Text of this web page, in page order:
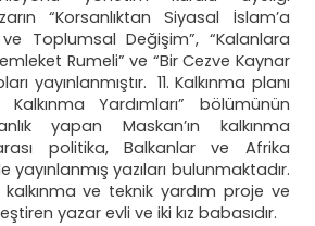
“Korsanlıktan Siyasal İslam’a
Toplumsal Değişim”, “Kalanlara
Rumeli” ve “Bir Cezve Kaynar
yayınlanmıştır. 11. Kalkınma planı
Yardımları” bölümünün
yapan Maskan’ın kalkınma
politika, Balkanlar ve Afrika
yayınlanmış yazıları bulunmaktadır.
kalkınma ve teknik yardım proje ve
yazar evli ve iki kız babasıdır.